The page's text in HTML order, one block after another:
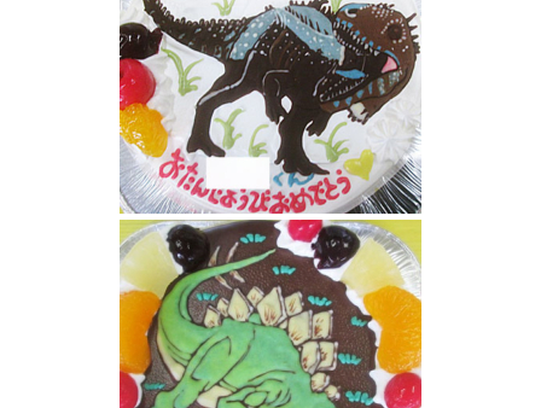
カルカノドントサウルス恐竜ケーキ